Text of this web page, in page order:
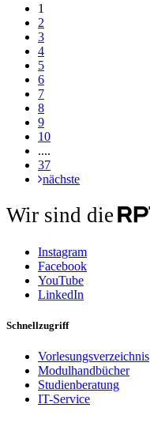
1
2
3
4
5
6
7
8
9
10
....
37
nächste
Wir sind die
Instagram
Facebook
YouTube
LinkedIn
Schnellzugriff
Vorlesungsverzeichnis
Modulhandbücher
Studienberatung
IT-Service